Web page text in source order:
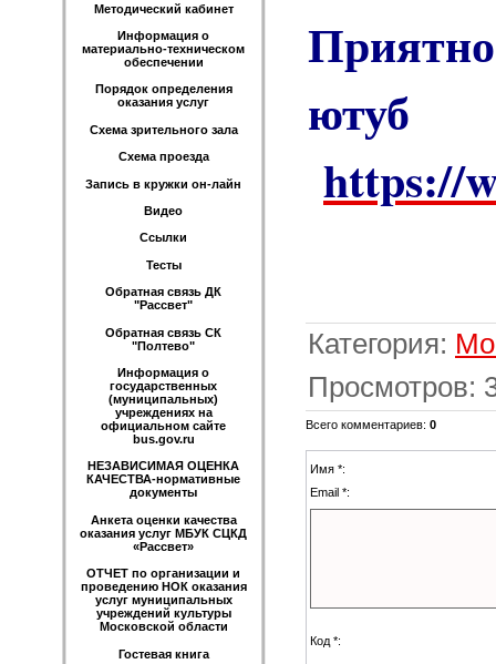
Методический кабинет
Информация о
материально-техническом
обеспечении
Порядок определения
оказания услуг
Схема зрительного зала
Схема проезда
Запись в кружки он-лайн
Видео
Ссылки
Тесты
Обратная связь ДК
"Рассвет"
Обратная связь СК
"Полтево"
Информация о
государственных
(муниципальных)
учреждениях на
официальном сайте
bus.gov.ru
НЕЗАВИСИМАЯ ОЦЕНКА
КАЧЕСТВА-нормативные
документы
Анкета оценки качества
оказания услуг МБУК СЦКД
«Рассвет»
ОТЧЕТ по организации и
проведению НОК оказания
услуг муниципальных
учреждений культуры
Московской области
Гостевая книга
https://
Категория:
Просмотров:
Всего комментариев: 0
Имя *:
Email *:
Код *: